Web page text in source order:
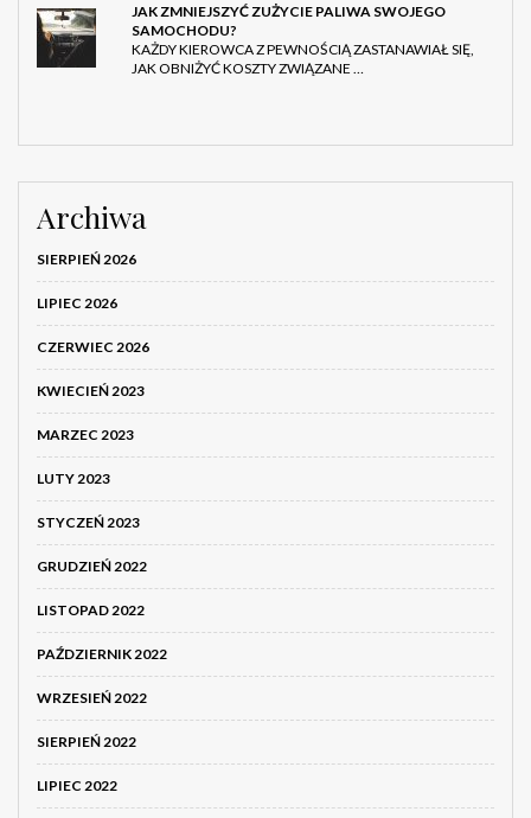
JAK ZMNIEJSZYĆ ZUŻYCIE PALIWA SWOJEGO
SAMOCHODU?
KAŻDY KIEROWCA Z PEWNOŚCIĄ ZASTANAWIAŁ SIĘ,
JAK OBNIŻYĆ KOSZTY ZWIĄZANE …
Archiwa
SIERPIEŃ 2026
LIPIEC 2026
CZERWIEC 2026
KWIECIEŃ 2023
MARZEC 2023
LUTY 2023
STYCZEŃ 2023
GRUDZIEŃ 2022
LISTOPAD 2022
PAŹDZIERNIK 2022
WRZESIEŃ 2022
SIERPIEŃ 2022
LIPIEC 2022